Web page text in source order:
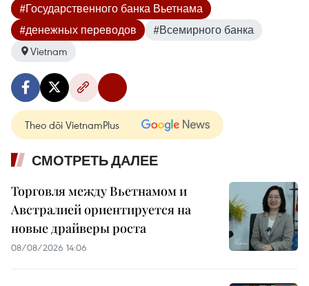
#Государственного банка Вьетнама
#денежных переводов
#Всемирного банка
Vietnam
Theo dõi VietnamPlus
СМОТРЕТЬ ДАЛЕЕ
Торговля между Вьетнамом и
Австралией ориентируется на
новые драйверы роста
08/08/2026 14:06